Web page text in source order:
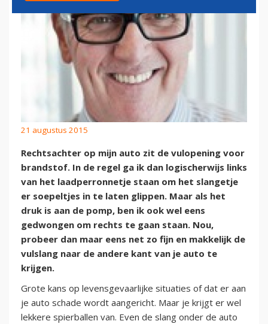
21 augustus 2015
Rechtsachter op mijn auto zit de vulopening voor
brandstof. In de regel ga ik dan logischerwijs links
van het laadperronnetje staan om het slangetje
er soepeltjes in te laten glippen. Maar als het
druk is aan de pomp, ben ik ook wel eens
gedwongen om rechts te gaan staan. Nou,
probeer dan maar eens net zo fijn en makkelijk de
vulslang naar de andere kant van je auto te
krijgen.
Grote kans op levensgevaarlijke situaties of dat er aan
je auto schade wordt aangericht. Maar je krijgt er wel
lekkere spierballen van. Even de slang onder de auto